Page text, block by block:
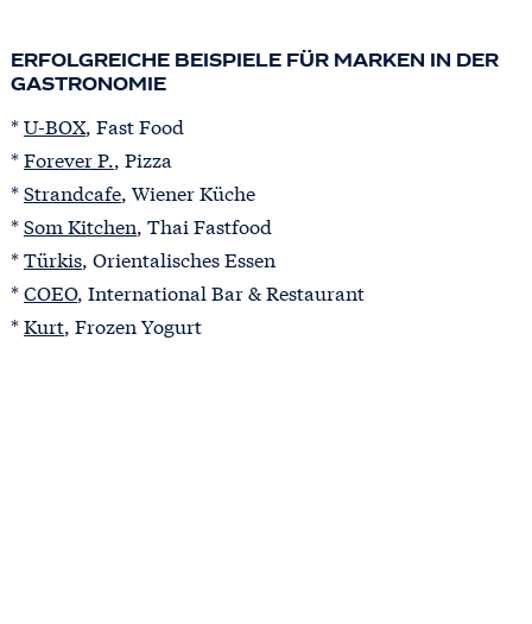
ERFOLGREICHE BEISPIELE FÜR MARKEN IN DER
GASTRONOMIE
*U-BOX, Fast Food
*Forever P., Pizza
*Strandcafe, Wiener Küche
*Som Kitchen, Thai Fastfood
*Türkis, Orientalisches Essen
*COEO, International Bar & Restaurant
*Kurt, Frozen Yogurt